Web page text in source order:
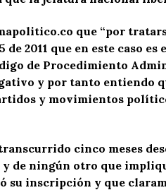
que “por
2011 que en este caso
de Procedimiento
y por tanto entiendo
y movimientos
cinco meses
ningún otro que
su inscripción y que